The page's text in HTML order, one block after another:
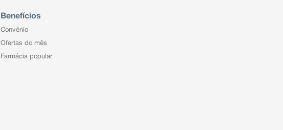
Benefícios
Convênio
Ofertas do mês
Farmácia popular